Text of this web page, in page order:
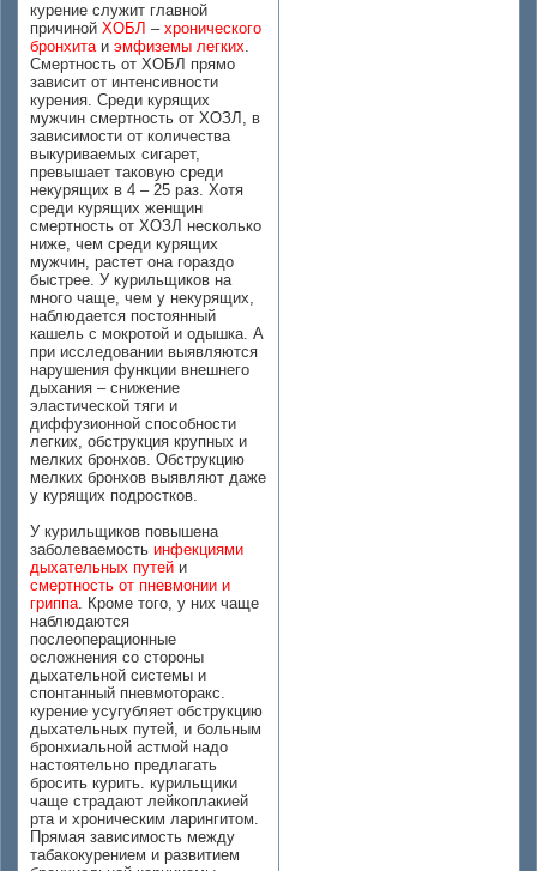
курение служит главной
причиной ХОБЛ – хронического
бронхитаи эмфиземы легких.
Смертность от ХОБЛ прямо
зависит от интенсивности
курения. Среди курящих
мужчин смертность от ХОЗЛ, в
зависимости от количества
выкуриваемых сигарет,
превышает таковую среди
некурящих в 4 – 25 раз. Хотя
среди курящих женщин
смертность от ХОЗЛ несколько
ниже, чем среди курящих
мужчин, растет она гораздо
быстрее. У курильщиков на
много чаще, чем у некурящих,
наблюдается постоянный
кашель с мокротой и одышка. А
при исследовании выявляются
нарушения функции внешнего
дыхания – снижение
эластической тяги и
диффузионной способности
легких, обструкция крупных и
мелких бронхов. Обструкцию
мелких бронхов выявляют даже
у курящих подростков.
У курильщиков повышена
заболеваемость инфекциями
дыхательных путей и
смертность от пневмонии и
гриппа. Кроме того, у них чаще
наблюдаются
послеоперационные
осложнения со стороны
дыхательной системы и
спонтанный пневмоторакс.
курение усугубляет обструкцию
дыхательных путей, и больным
бронхиальной астмой надо
настоятельно предлагать
бросить курить. курильщики
чаще страдают лейкоплакией
рта и хроническим ларингитом.
Прямая зависимость между
табакокурением и развитием